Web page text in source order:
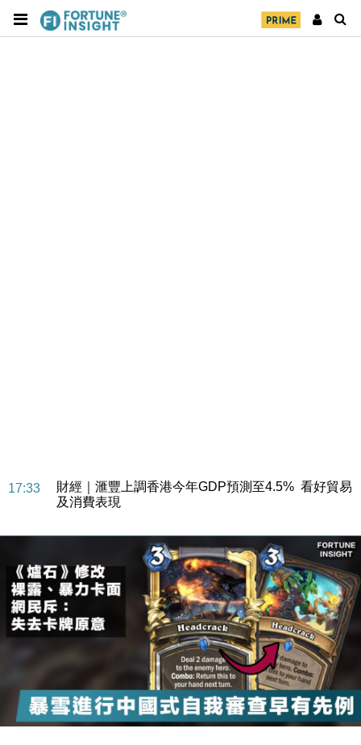
17:33
財經｜滙豐上調香港今年GDP預測至4.5% 看好貿易
及消費表現
損失近6900萬元
16:05
財經｜日經失守6.5萬點後回穩 全周仍升近2%
15:47
財經｜恒隆10月換帥 玩具「反」斗城亞洲CEO蔡德
粦接任
財經｜韓股反覆波動收跌 連挫7周創逾3年最長跌勢
財經｜內地7月美元計價出口增近24%勝預期 貿易順
差達1125億美元
12:44
財經｜日本春季三度入市撐日圓 4月單日斥6.28萬億